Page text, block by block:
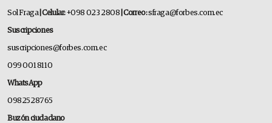
Sol Fraga| Celular:+098 023 2808 | Correo:sfraga@forbes.com.ec
Suscripciones
suscripciones@forbes.com.ec
099 001 8110
WhatsApp
0982528765
Buzón ciudadano